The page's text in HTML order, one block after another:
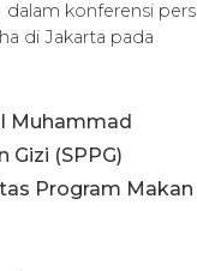
konferensi pers
di Jakarta pada
Muhammad
(SPPG)
Program Makan